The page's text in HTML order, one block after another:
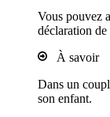
Vous pouvez
déclaration de
À savoir
Dans un
son enfant.